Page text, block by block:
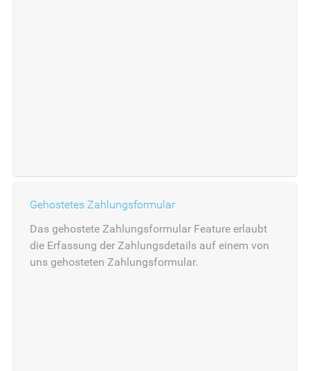
Gehostetes Zahlungsformular
Das gehostete Zahlungsformular Feature erlaubt
die Erfassung der Zahlungsdetails auf einem von
uns gehosteten Zahlungsformular.